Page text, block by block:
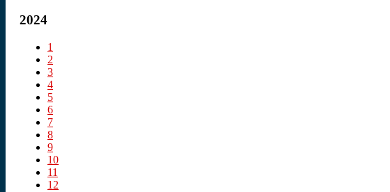
2024
1
2
3
4
5
6
7
8
9
10
11
12